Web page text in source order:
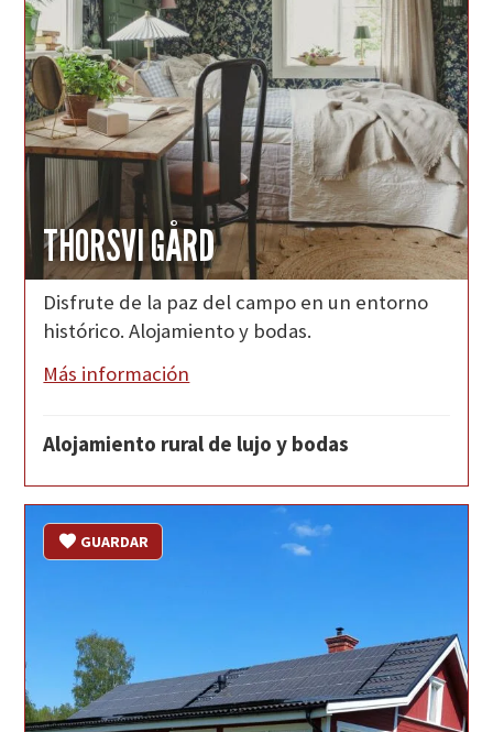
THORSVI GÅRD
Disfrute de la paz del campo en un entorno
histórico. Alojamiento y bodas.
Más información
Alojamiento rural de lujo y bodas
GUARDAR